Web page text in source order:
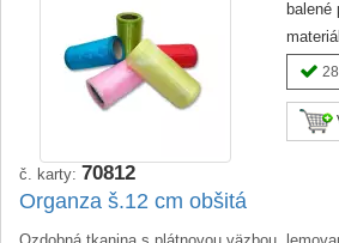
balené
28
č. karty: 70812
Organza š.12 cm obšitá
Ozdobná tkanina s plátnovou väzbou,